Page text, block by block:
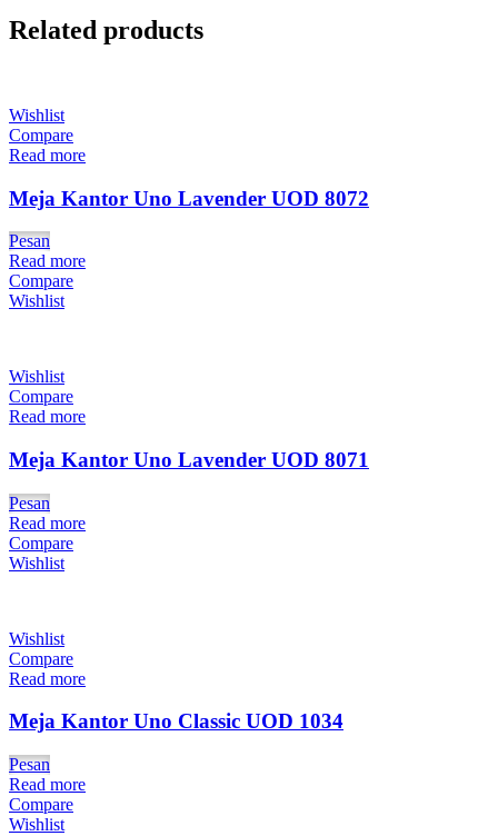
Related products
Wishlist
Compare
Read more
Meja Kantor Uno Lavender UOD 8072
Pesan
Read more
Compare
Wishlist
Wishlist
Compare
Read more
Meja Kantor Uno Lavender UOD 8071
Pesan
Read more
Compare
Wishlist
Wishlist
Compare
Read more
Meja Kantor Uno Classic UOD 1034
Pesan
Read more
Compare
Wishlist